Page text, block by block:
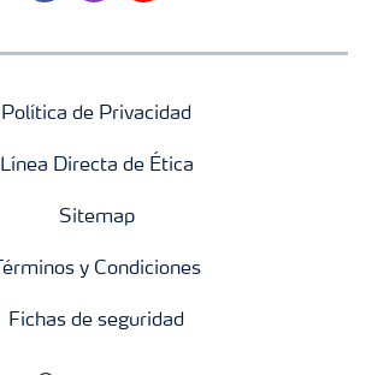
Política de Privacidad
Línea Directa de Ética
Sitemap
Términos y Condiciones
Fichas de seguridad